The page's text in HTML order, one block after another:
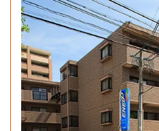
1Kタイプ
1K 23.61㎡〜28.02㎡